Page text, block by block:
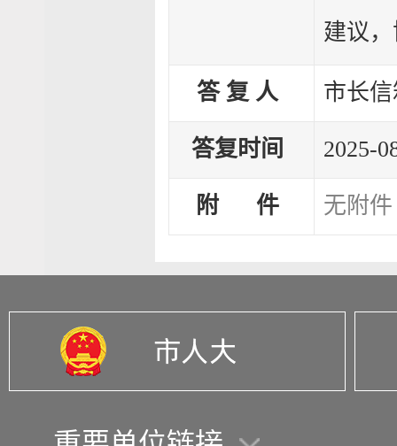
建议
答 复 人 市长
答复时间 2025-
附 件 无附件